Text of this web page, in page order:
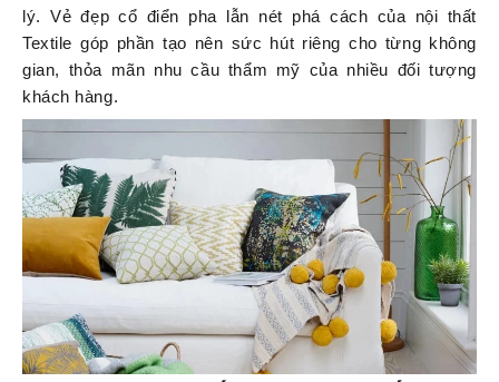
lý. Vẻ đẹp cổ điển pha lẫn nét phá cách của nội thất
Textile góp phần tạo nên sức hút riêng cho từng không
gian, thỏa mãn nhu cầu thẩm mỹ của nhiều đối tượng
khách hàng.